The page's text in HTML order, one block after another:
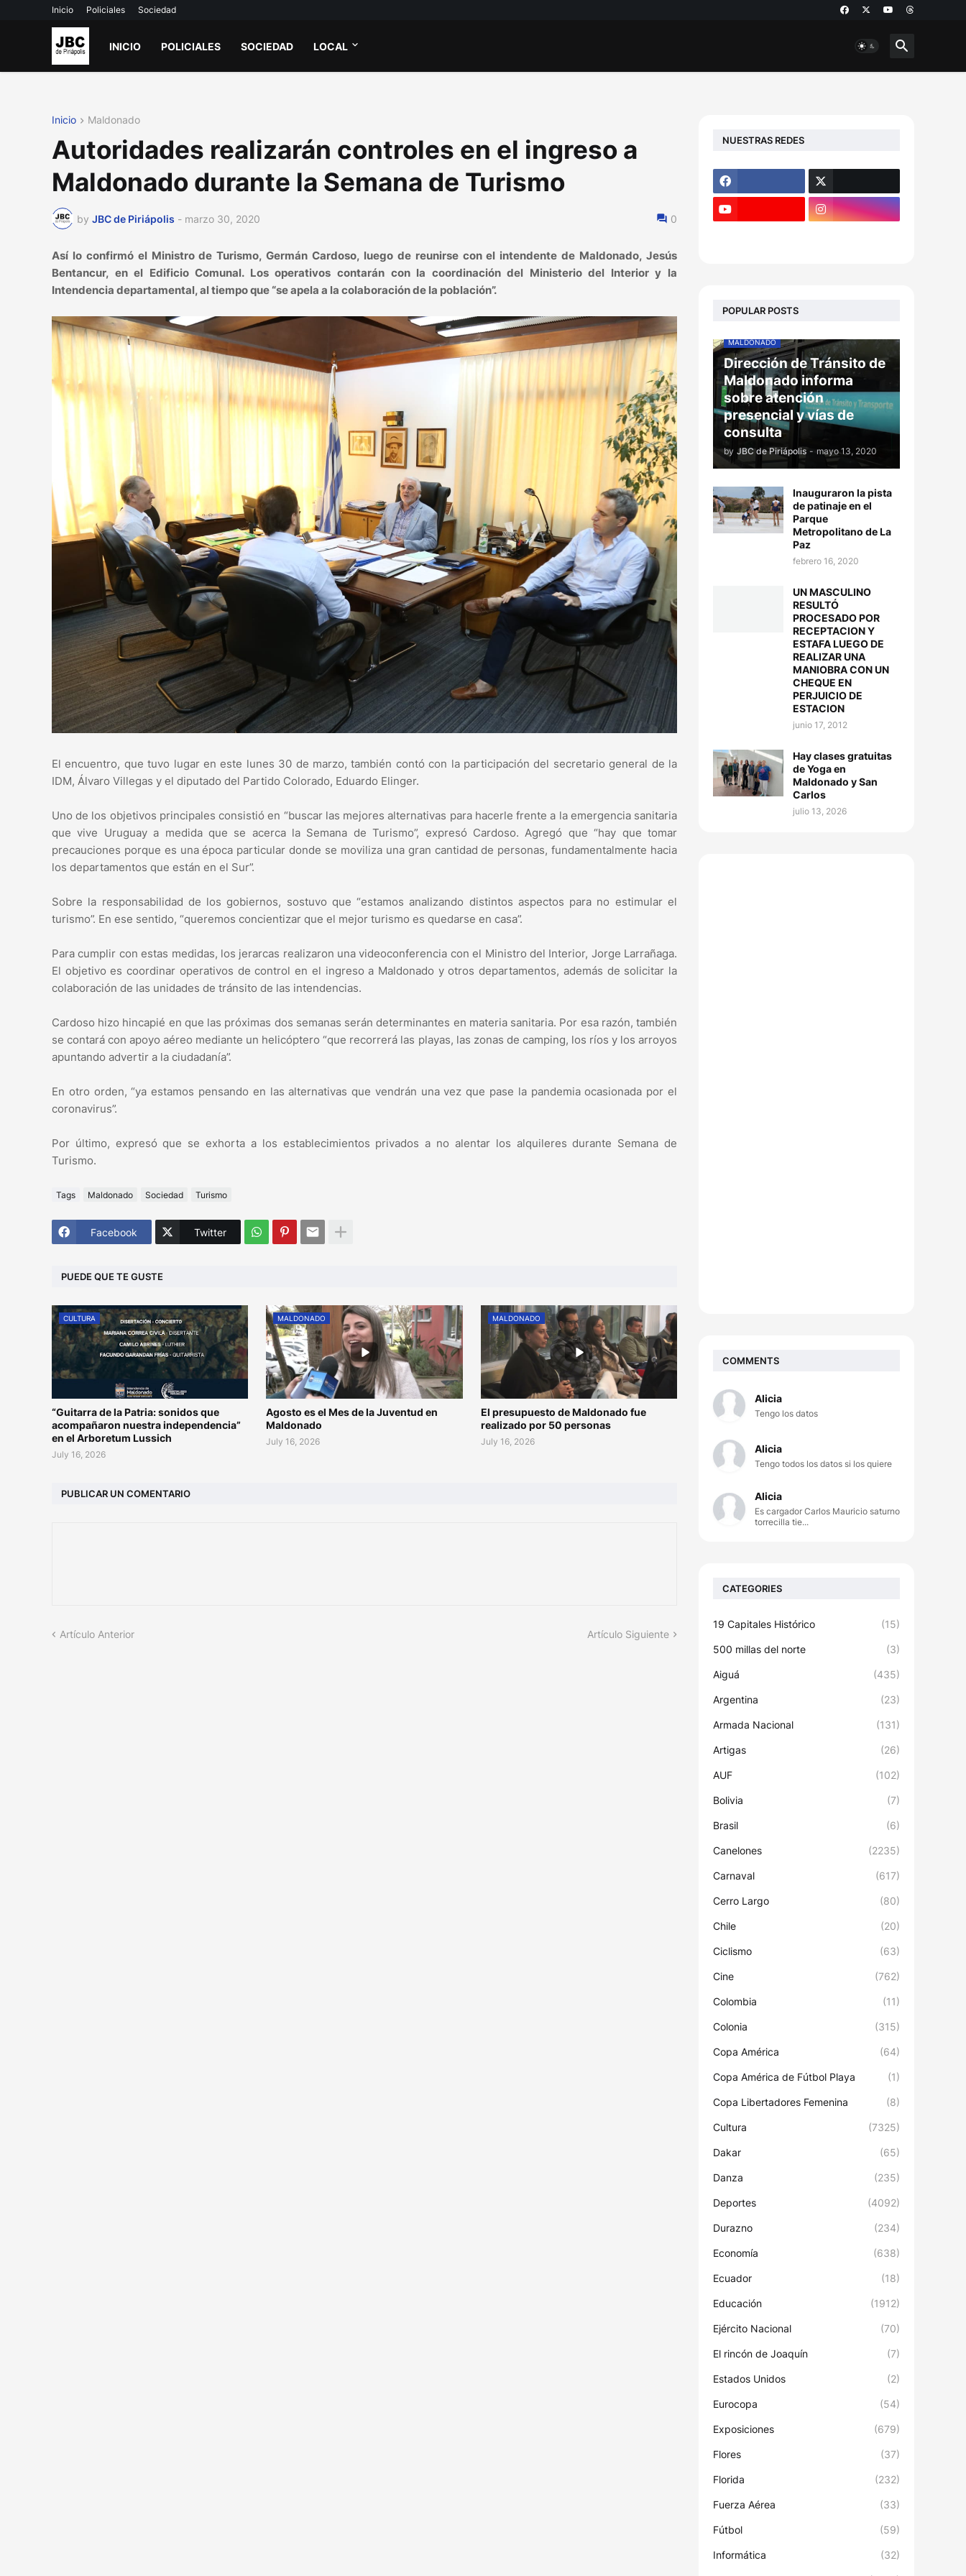
Inicio Policiales Sociedad
INICIO POLICIALES SOCIEDAD LOCAL
Inicio Maldonado
Autoridades realizarán controles en el ingreso a
Maldonado durante la Semana de Turismo
by JBC de Piriápolis - marzo 30, 2020 0
Así lo confirmó el Ministro de Turismo, Germán Cardoso, luego de reunirse con el intendente de Maldonado, Jesús
Bentancur, en el Edificio Comunal. Los operativos contarán con la coordinación del Ministerio del Interior y la
Intendencia departamental, al tiempo que “se apela a la colaboración de la población”.
El encuentro, que tuvo lugar en este lunes 30 de marzo, también contó con la participación del secretario general de la
IDM, Álvaro Villegas y el diputado del Partido Colorado, Eduardo Elinger.
Uno de los objetivos principales consistió en “buscar las mejores alternativas para hacerle frente a la emergencia sanitaria
que vive Uruguay a medida que se acerca la Semana de Turismo”, expresó Cardoso. Agregó que “hay que tomar
precauciones porque es una época particular donde se moviliza una gran cantidad de personas, fundamentalmente hacia
los departamentos que están en el Sur”.
Sobre la responsabilidad de los gobiernos, sostuvo que “estamos analizando distintos aspectos para no estimular el
turismo”. En ese sentido, “queremos concientizar que el mejor turismo es quedarse en casa”.
Para cumplir con estas medidas, los jerarcas realizaron una videoconferencia con el Ministro del Interior, Jorge Larrañaga.
El objetivo es coordinar operativos de control en el ingreso a Maldonado y otros departamentos, además de solicitar la
colaboración de las unidades de tránsito de las intendencias.
Cardoso hizo hincapié en que las próximas dos semanas serán determinantes en materia sanitaria. Por esa razón, también
se contará con apoyo aéreo mediante un helicóptero “que recorrerá las playas, las zonas de camping, los ríos y los arroyos
apuntando advertir a la ciudadanía”.
En otro orden, “ya estamos pensando en las alternativas que vendrán una vez que pase la pandemia ocasionada por el
coronavirus”.
Por último, expresó que se exhorta a los establecimientos privados a no alentar los alquileres durante Semana de
Turismo.
Tags Maldonado Sociedad Turismo
Facebook Twitter
PUEDE QUE TE GUSTE
CULTURA
“Guitarra de la Patria: sonidos que
acompañaron nuestra independencia”
en el Arboretum Lussich
July 16, 2026
MALDONADO
Agosto es el Mes de la Juventud en
Maldonado
July 16, 2026
MALDONADO
El presupuesto de Maldonado fue
realizado por 50 personas
July 16, 2026
PUBLICAR UN COMENTARIO
Artículo Anterior Artículo Siguiente
NUESTRAS REDES
POPULAR POSTS
MALDONADO
Dirección de Tránsito de
Maldonado informa
sobre atención
presencial y vías de
consulta
by JBC de Piriápolis - mayo 13, 2020
Inauguraron la pista
de patinaje en el
Parque
Metropolitano de La
Paz
febrero 16, 2020
UN MASCULINO
RESULTÓ
PROCESADO POR
RECEPTACION Y
ESTAFA LUEGO DE
REALIZAR UNA
MANIOBRA CON UN
CHEQUE EN
PERJUICIO DE
ESTACION
junio 17, 2012
Hay clases gratuitas
de Yoga en
Maldonado y San
Carlos
julio 13, 2026
COMMENTS
Alicia
Tengo los datos
Alicia
Tengo todos los datos si los quiere
Alicia
Es cargador Carlos Mauricio saturno
torrecilla tie...
CATEGORIES
19 Capitales Histórico (15)
500 millas del norte (3)
Aiguá (435)
Argentina (23)
Armada Nacional (131)
Artigas (26)
AUF (102)
Bolivia (7)
Brasil (6)
Canelones (2235)
Carnaval (617)
Cerro Largo (80)
Chile (20)
Ciclismo (63)
Cine (762)
Colombia (11)
Colonia (315)
Copa América (64)
Copa América de Fútbol Playa (1)
Copa Libertadores Femenina (8)
Cultura (7325)
Dakar (65)
Danza (235)
Deportes (4092)
Durazno (234)
Economía (638)
Ecuador (18)
Educación (1912)
Ejército Nacional (70)
El rincón de Joaquín (7)
Estados Unidos (2)
Eurocopa (54)
Exposiciones (679)
Flores (37)
Florida (232)
Fuerza Aérea (33)
Fútbol (59)
Informática (32)